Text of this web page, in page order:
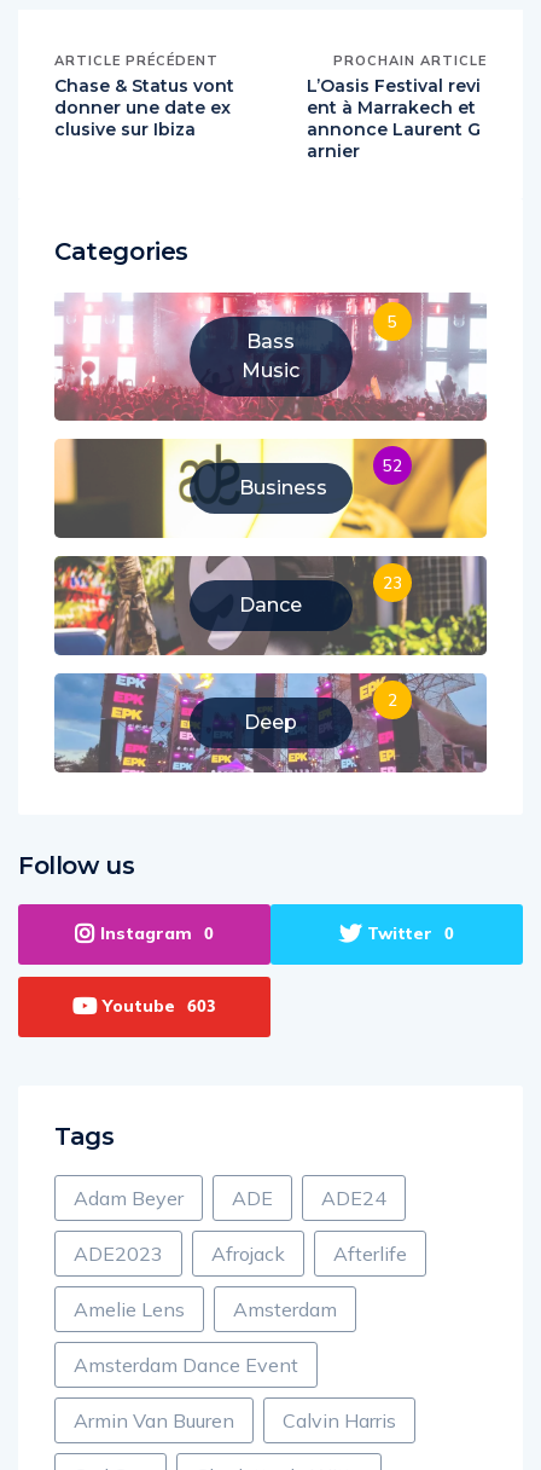
ARTICLE PRÉCÉDENT
Chase & Status vont
donner une date ex
PROCHAIN ARTICLE
L’Oasis Festival revi
ent à Marrakech et
annonce Laurent G
Bass
Music
5
Business
52
Dance
23
Deep
2
0 0
603
Adam Beyer ADE ADE24
ADE2023 Afrojack Afterlife
Amelie Lens Amsterdam
Amsterdam Dance Event
Armin Van Buuren Calvin Harris